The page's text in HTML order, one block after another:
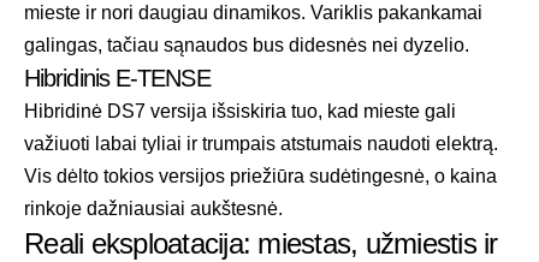
mieste ir nori daugiau dinamikos. Variklis pakankamai
galingas, tačiau sąnaudos bus didesnės nei dyzelio.
Hibridinis E-TENSE
Hibridinė DS7 versija išsiskiria tuo, kad mieste gali
važiuoti labai tyliai ir trumpais atstumais naudoti elektrą.
Vis dėlto tokios versijos priežiūra sudėtingesnė, o kaina
rinkoje dažniausiai aukštesnė.
Reali eksploatacija: miestas, užmiestis ir